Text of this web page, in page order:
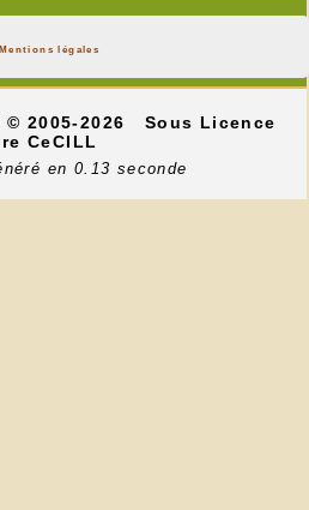
Mentions légales
© 2005-2026
Sous Licence
CeCILL
en 0.13 seconde